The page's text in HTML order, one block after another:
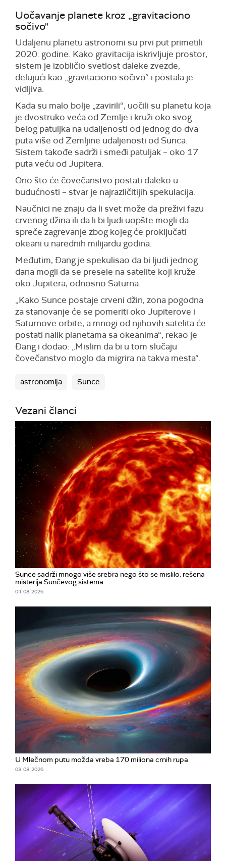
Uočavanje planete kroz „gravitaciono
sočivo"
Udaljenu planetu astronomi su prvi put primetili
2020. godine. Kako gravitacija iskrivljuje prostor,
sistem je izobličio svetlost daleke zvezde,
delujući kao „gravitaciono sočivo“ i postala je
vidljiva.
Kada su malo bolje „zavirili“, uočili su planetu koja
je dvostruko veća od Zemlje i kruži oko svog
belog patuljka na udaljenosti od jednog do dva
puta više od Zemljine udaljenosti od Sunca.
Sistem takođe sadrži i smeđi patuljak – oko 17
puta veću od Jupitera.
Ono što će čovečanstvo postati daleko u
budućnosti – stvar je najrazličitijih spekulacija.
Naučnici ne znaju da li svet može da preživi fazu
crvenog džina ili da li bi ljudi uopšte mogli da
spreče zagrevanje zbog kojeg će proključati
okeani u narednih milijardu godina.
Međutim, Đang je spekulisao da bi ljudi jednog
dana mogli da se presele na satelite koji kruže
oko Jupitera, odnosno Saturna.
„Kako Sunce postaje crveni džin, zona pogodna
za stanovanje će se pomeriti oko Jupiterove i
Saturnove orbite, a mnogi od njihovih satelita će
postati nalik planetama sa okeanima“, rekao je
Đang i dodao: „Mislim da bi u tom slučaju
čovečanstvo moglo da migrira na takva mesta“.
astronomija Sunce
Vezani članci
Sunce sadrži mnogo više srebra nego što se mislilo: rešena
misterija Sunčevog sistema
04. 08. 2026.
U Mlečnom putu možda vreba 170 miliona crnih rupa
03. 08. 2026.